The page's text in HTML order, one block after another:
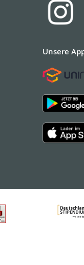
Unsere